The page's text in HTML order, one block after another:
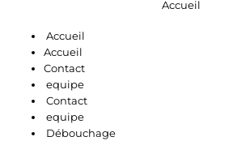
Accueil
Accueil
Accueil
Contact
equipe
Contact
equipe
Débouchage